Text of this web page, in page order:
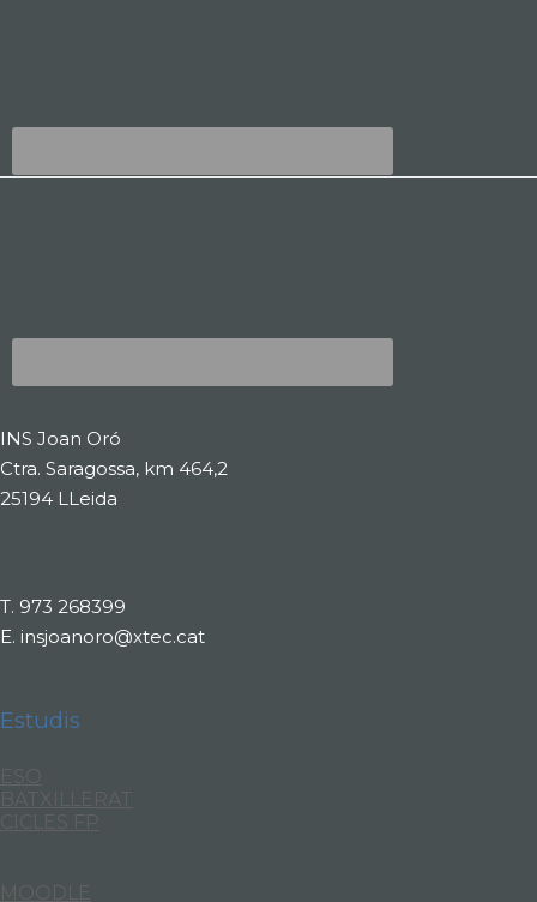
INS Joan Oró
Ctra. Saragossa, km 464,2
25194 LLeida
T. 973 268399
E. insjoanoro@xtec.cat
Estudis
BATXILLERAT